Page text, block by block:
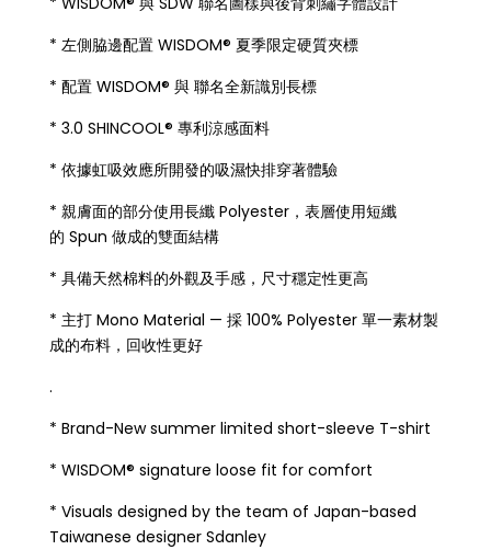
* 左側脇邊配置 WISDOM® 夏季限定硬質夾標
* 配置 WISDOM® 與 聯名全新識別長標
* 3.0 SHINCOOL® 專利涼感面料
* 依據虹吸效應所開發的吸濕快排穿著體驗
* 親膚面的部分使用長纖 Polyester，表層使用短纖
的 Spun 做成的雙面結構
* 具備天然棉料的外觀及手感，尺寸穩定性更高
* 主打 Mono Material — 採 100% Polyester 單一素材製
成的布料，回收性更好
.
* Brand-New summer limited short-sleeve T-shirt
* WISDOM® signature loose fit for comfort
* Visuals designed by the team of Japan-based
Taiwanese designer Sdanley